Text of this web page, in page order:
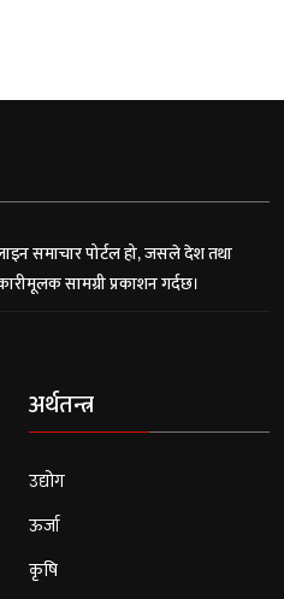
समाचार पोर्टल हो, जसले देश तथा
सामग्री प्रकाशन गर्दछ।
अर्थतन्त्र
उद्योग
ऊर्जा
कृषि